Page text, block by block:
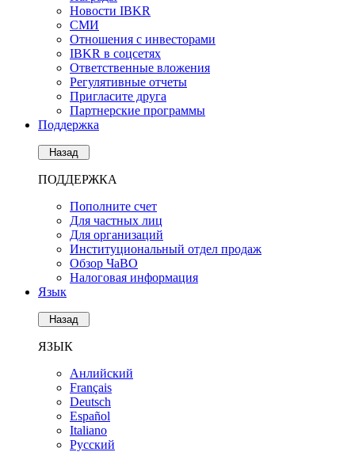
Новости IBKR
СМИ
Отношения с инвесторами
IBKR в соцсетях
Ответственные вложения
Регулятивные отчеты
Пригласите друга
Партнерские программы
Поддержка
Назад
ПОДДЕРЖКА
Пополните счет
Для частных лиц
Для организаций
Институциональный отдел продаж
Обзор ЧаВО
Налоговая информация
Язык
Назад
ЯЗЫК
Анлийский
Français
Deutsch
Español
Italiano
Русский